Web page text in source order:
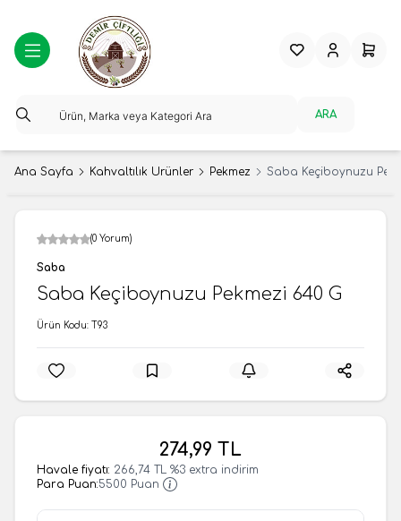
ARA
FavorilerimHesabım
Ana Sayfa Kahvaltılık Ürünler Pekmez Saba Keçiboynuzu
(0 Yorum)
Saba
Saba Keçiboynuzu Pekmezi 640 G
Ürün Kodu: T93
274,99 TL
Havale fiyatı: 266,74 TL %3 extra indirim
Para Puan:5500 Puan